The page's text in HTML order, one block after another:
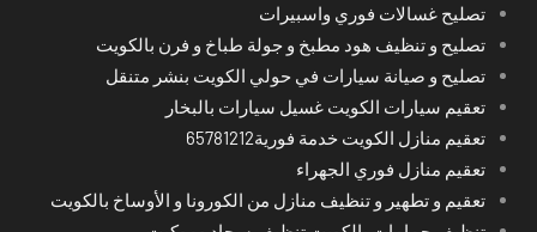
تصليح غسالات فوري واسبيرات
تصليح و تنظيف هود مطبخ و جولة طباخ و فرن بالكويت
تصليح و صيانة سيارات في حولي الكويت بنشر متنقل
تعقيم سيارات الكويت غسيل سيارات بالبخار
تعقيم منازل الكويت خدمة فورية65781212
تعقيم منازل فوري الجهراء
تعقيم و تطهير و تنظيف منازل من الكورونا و الأوساخ بالكويت